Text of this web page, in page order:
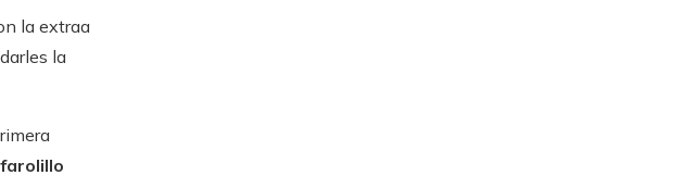
la extraa
la
farolillo